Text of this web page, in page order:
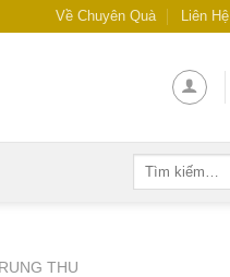
Về Chuyên Quà Liên Hệ
THU